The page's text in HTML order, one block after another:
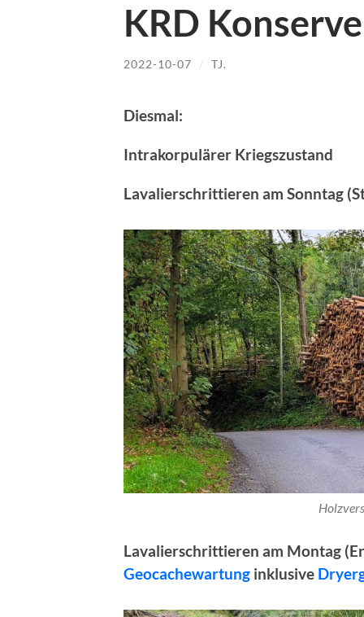
KRD
2022-10-07 / TJ.
Diesmal:
Intrakorpulärer Kriegszustand
Lavalierschrittieren am Sonntag
Lavalierschrittieren am Montag
Geocachewartung inklusive